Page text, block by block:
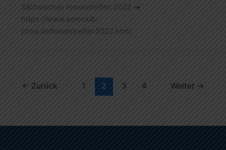
Sächsisches Hexentreffen 2022 ➠
https://www.aeroclub-
pirna.de/hexentreffen2022.html
← Zurück 1 2 3 4 Weiter →